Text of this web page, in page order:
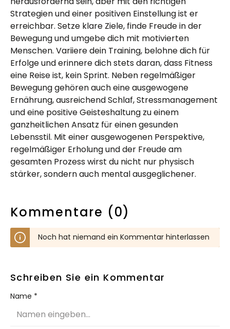
Strategien und einer positiven Einstellung ist er
erreichbar. Setze klare Ziele, finde Freude in der
Bewegung und umgebe dich mit motivierten
Menschen. Variiere dein Training, belohne dich für
Erfolge und erinnere dich stets daran, dass Fitness
eine Reise ist, kein Sprint. Neben regelmäßiger
Bewegung gehören auch eine ausgewogene
Ernährung, ausreichend Schlaf, Stressmanagement
und eine positive Geisteshaltung zu einem
ganzheitlichen Ansatz für einen gesunden
Lebensstil. Mit einer ausgewogenen Perspektive,
regelmäßiger Erholung und der Freude am
gesamten Prozess wirst du nicht nur physisch
stärker, sondern auch mental ausgeglichener.
Kommentare (0)
Noch hat niemand ein Kommentar hinterlassen
Schreiben Sie ein Kommentar
Name *